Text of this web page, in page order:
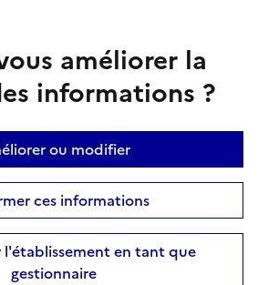
améliorer la
informations ?
ou modifier
ces informations
l'établissement en tant que
gestionnaire